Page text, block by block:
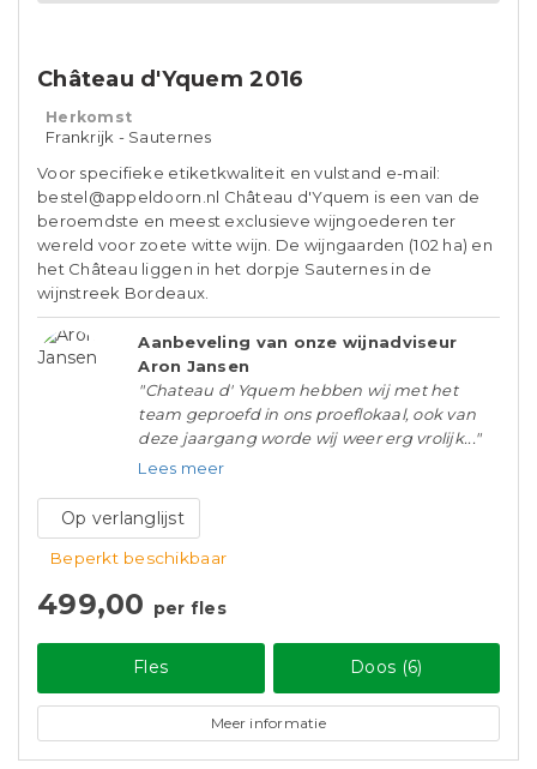
Château d'Yquem 2016
Herkomst
Frankrijk - Sauternes
Voor specifieke etiketkwaliteit en vulstand e-mail:
bestel@appeldoorn.nl Château d'Yquem is een van de
beroemdste en meest exclusieve wijngoederen ter
wereld voor zoete witte wijn. De wijngaarden (102 ha) en
het Château liggen in het dorpje Sauternes in de
wijnstreek Bordeaux.
Aanbeveling van onze wijnadviseur
Aron Jansen
"Chateau d' Yquem hebben wij met het
team geproefd in ons proeflokaal, ook van
deze jaargang worde wij weer erg vrolijk..."
Lees meer
Op verlanglijst
Beperkt beschikbaar
499,00 per fles
Fles Doos (6)
Meer informatie